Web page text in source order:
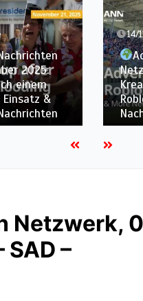
2025:
in einer
globale
07/
Netzwerk,
–